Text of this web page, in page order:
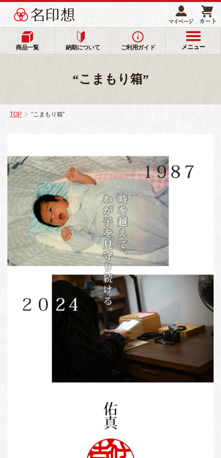
商品一覧 納期について ご利用ガイド メニュー
“こまもり箱”
TOP “こまもり箱”